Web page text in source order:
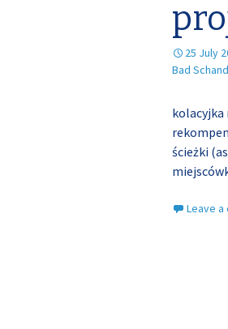
25 July
Bad
kolacyjka
ścieżki
Leave